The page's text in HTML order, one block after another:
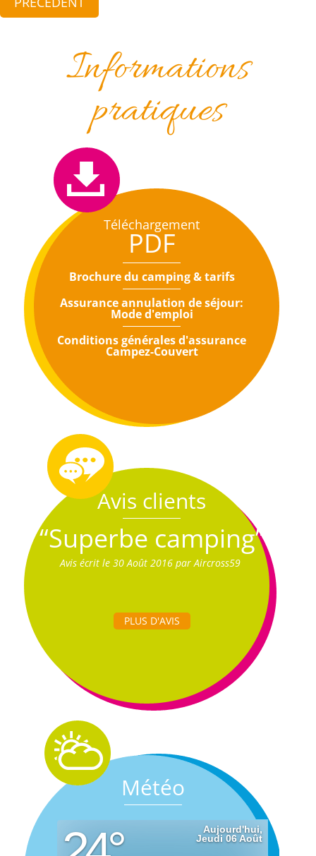
Informations
pratiques
Téléchargement
PDF
Brochure du camping & tarifs
Assurance annulation de séjour:
Mode d'emploi
Conditions générales d'assurance
Campez-Couvert
Avis clients
“Superbe camping”
Avis écrit le 30 Août 2016 par Aircross59
PLUS D'AVIS
Météo